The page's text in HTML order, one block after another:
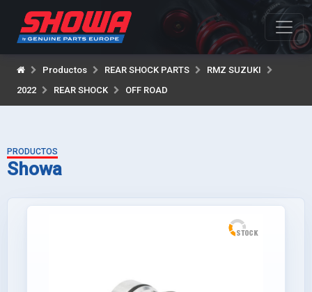
Productos REAR SHOCK PARTS
RMZ SUZUKI
2022
REAR SHOCK OFF ROAD
PRODUCTOS
Showa